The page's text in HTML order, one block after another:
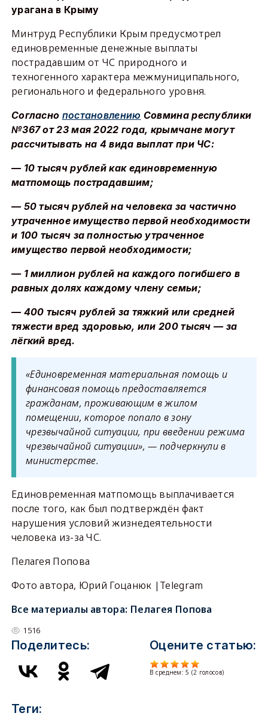
урагана в Крыму
Минтруд Республики Крым предусмотрел
единовременные денежные выплаты
пострадавшим от ЧС природного и
техногенного характера межмуниципального,
регионального и федерального уровня.
Согласно постановлению Совмина республики
№367 от 23 мая 2022 года, крымчане могут
рассчитывать на 4 вида выплат при ЧС:
— 10 тысяч рублей как единовременную
матпомощь пострадавшим;
— 50 тысяч рублей на человека за частично
утраченное имущество первой необходимости
и 100 тысяч за полностью утраченное
имущество первой необходимости;
— 1 миллион рублей на каждого погибшего в
равных долях каждому члену семьи;
— 400 тысяч рублей за тяжкий или средней
тяжести вред здоровью, или 200 тысяч — за
лёгкий вред.
«Единовременная материальная помощь и
финансовая помощь предоставляется
гражданам, проживающим в жилом
помещении, которое попало в зону
чрезвычайной ситуации, при введении режима
чрезвычайной ситуации», — подчеркнули в
министерстве.
Единовременная матпомощь выплачивается
после того, как был подтверждён факт
нарушения условий жизнедеятельности
человека из-за ЧС.
Пелагея Попова
Фото автора, Юрий Гоцанюк |Telegram
Все материалы автора: Пелагея Попова
1516
Поделитесь: Оцените статью:
В среднем:5 (2 голосов)
Теги: